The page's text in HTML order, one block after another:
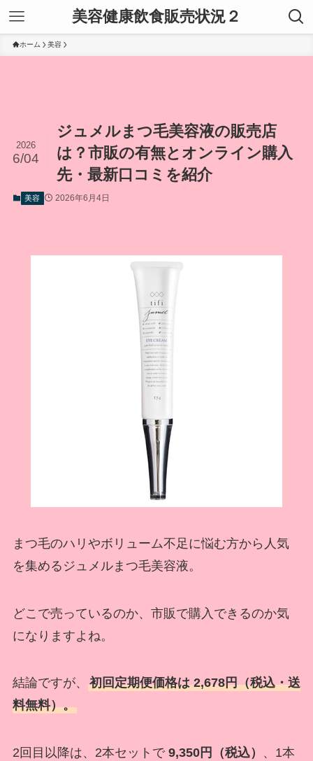
美容健康飲食販売状況２
ホーム 美容
ジュメルまつ毛美容液の販売店
は？市販の有無とオンライン購入
先・最新口コミを紹介
2026
6/04
美容 2026年6月4日
まつ毛のハリやボリューム不足に悩む方から人気
を集めるジュメルまつ毛美容液。
どこで売っているのか、市販で購入できるのか気
になりますよね。
結論ですが、 初回定期便価格は 2,678円（税込・送
料無料）。
2回目以降は、2本セットで 9,350円（税込）
、1本